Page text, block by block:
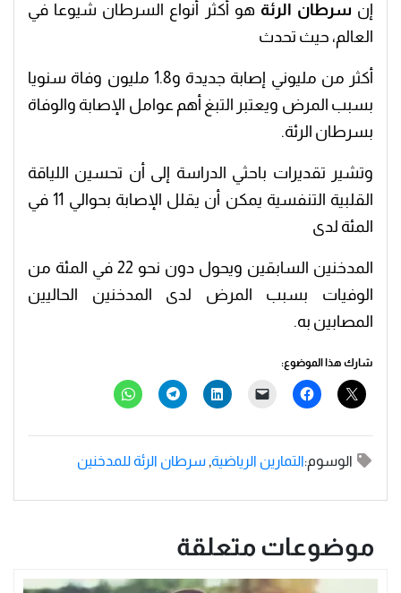
إن سرطان الرئة هو أكثر أنواع السرطان شيوعا في
العالم، حيث تحدث
أكثر من مليوني إصابة جديدة و1.8 مليون وفاة سنويا
بسبب المرض ويعتبر التبغ أهم عوامل الإصابة والوفاة
بسرطان الرئة.
وتشير تقديرات باحثي الدراسة إلى أن تحسين اللياقة
القلبية التنفسية يمكن أن يقلل الإصابة بحوالي 11 في
المئة لدى
المدخنين السابقين ويحول دون نحو 22 في المئة من
الوفيات بسبب المرض لدى المدخنين الحاليين
المصابين به.
شارك هذا الموضوع:
الوسوم:التمارين الرياضية, سرطان الرئة للمدخنين
موضوعات متعلقة